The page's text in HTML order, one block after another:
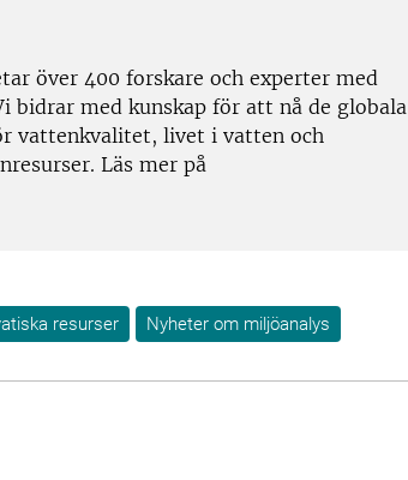
över 400 forskare och experter med
bidrar med kunskap för att nå de globala
vattenkvalitet, livet i vatten och
Läs mer på
resurser Nyheter om miljöanalys